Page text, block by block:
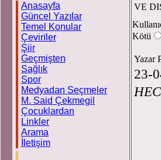
Anasayfa
Güncel Yazılar
Temel Konular
Çeviriler
Şiir
Geçmişten
Sağlık
Spor
Medyadan Seçmeler
M. Said Çekmegil
Çocuklardan
Linkler
Arama
İletişim
VE
Kötü
Yazar
23-